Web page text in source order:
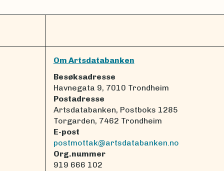
Om Artsdatabanken
Besøksadresse
Havnegata 9, 7010 Trondheim
Postadresse
Artsdatabanken, Postboks 1285
Torgarden, 7462 Trondheim
E-post
postmottak@artsdatabanken.no
Org.nummer
919 666 102